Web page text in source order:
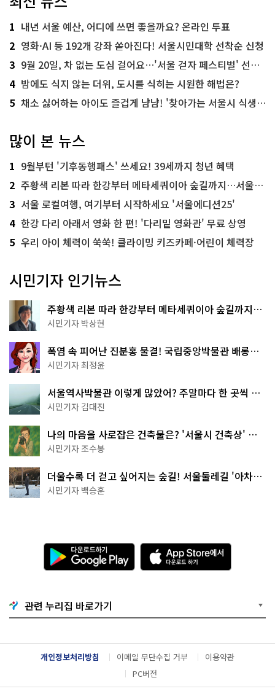
1 내년 서울 예산, 어디에 쓰면 좋을까요? 온라인 투표
2 영화·AI 등 192개 강좌 쏟아진다! 서울시민대학 선착순 신청
3 9월 20일, 차 없는 도심 걸어요…'서울 걷자 페스티벌' 선착순 5천명
4 밤에도 식지 않는 더위, 도시를 식히는 시원한 해법은?
5 채소 싫어하는 아이도 즐겁게 냠냠! '찾아가는 서울시 식생활 교육' 현장
많이 본 뉴스
1 9월부턴 '기후동행패스' 쓰세요! 39세까지 청년 혜택
2 주황색 리본 따라 한강부터 메타세쿼이아 숲길까지…서울둘레길 15코스
3 서울 로컬여행, 여기부터 시작하세요 '서울에디션25'
4 한강 다리 아래서 영화 한 편! '다리밑 영화관' 무료 상영
5 우리 아이 체력이 쑥쑥! 클라이밍 키즈카페·어린이 체력장
시민기자 인기뉴스
주황색 리본 따라 한강부터 메타세쿼이아 숲길까지…
서울둘레길 15코스
시민기자 박상현
폭염 속 피어난 진분홍 물결! 국립중앙박물관 배롱나
무 명소
시민기자 최정윤
서울역사박물관 이렇게 많았어? 주말마다 한 곳씩 떠
나는 역사 산책
시민기자 김대진
나의 마음을 사로잡은 건축물은? '서울시 건축상' 수
상작 공개!
시민기자 조수봉
더울수록 더 걷고 싶어지는 숲길! 서울둘레길 '아차산
코스'
시민기자 백승훈
다
운
로
기
G
o
g
l
e
A
p
p
e
서
다
운
관련 누리집 바로가기
개인정보처리방침 이메일 무단수집 거부
이용약관
PC버전